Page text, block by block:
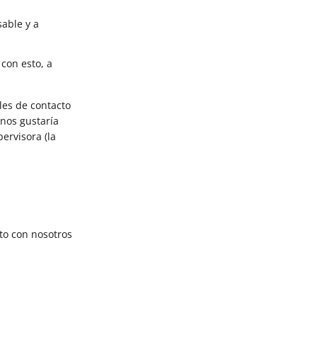
y a
esto, a
de contacto
gustaría
(la
con nosotros